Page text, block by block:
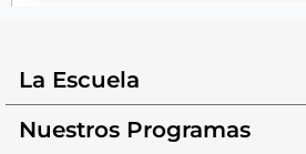
La Escuela
Nuestros Programas